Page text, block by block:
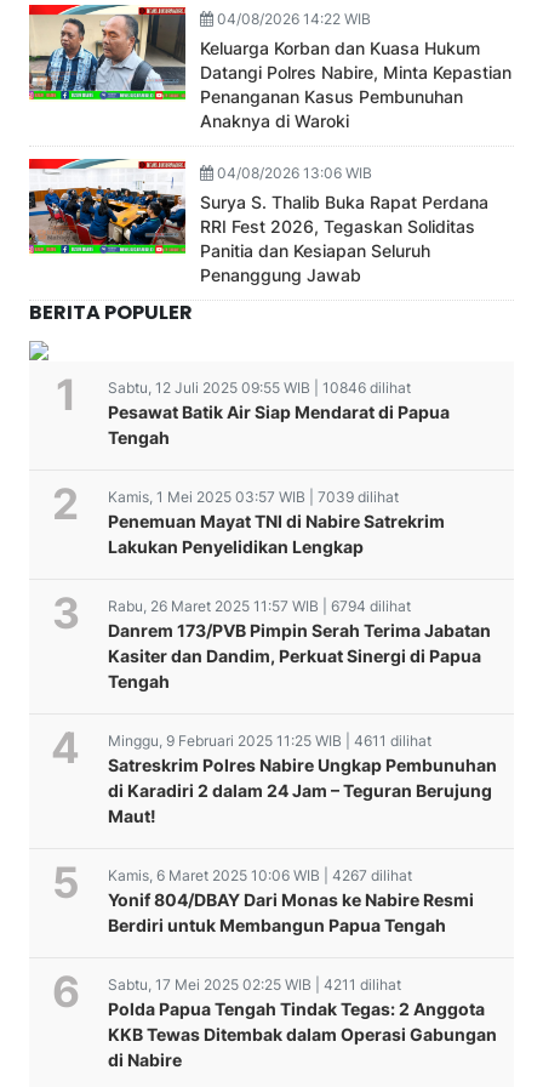
04/08/2026 14:22 WIB
Keluarga Korban dan Kuasa Hukum
Datangi Polres Nabire, Minta Kepastian
Penanganan Kasus Pembunuhan
Anaknya di Waroki
04/08/2026 13:06 WIB
Surya S. Thalib Buka Rapat Perdana
RRI Fest 2026, Tegaskan Soliditas
Panitia dan Kesiapan Seluruh
Penanggung Jawab
BERITA POPULER
Sabtu, 12 Juli 2025 09:55 WIB | 10846 dilihat
Pesawat Batik Air Siap Mendarat di Papua
Tengah
Kamis, 1 Mei 2025 03:57 WIB | 7039 dilihat
Penemuan Mayat TNI di Nabire Satrekrim
Lakukan Penyelidikan Lengkap
Rabu, 26 Maret 2025 11:57 WIB | 6794 dilihat
Danrem 173/PVB Pimpin Serah Terima Jabatan
Kasiter dan Dandim, Perkuat Sinergi di Papua
Tengah
Minggu, 9 Februari 2025 11:25 WIB | 4611 dilihat
Satreskrim Polres Nabire Ungkap Pembunuhan
di Karadiri 2 dalam 24 Jam – Teguran Berujung
Maut!
Kamis, 6 Maret 2025 10:06 WIB | 4267 dilihat
Yonif 804/DBAY Dari Monas ke Nabire Resmi
Berdiri untuk Membangun Papua Tengah
Sabtu, 17 Mei 2025 02:25 WIB | 4211 dilihat
Polda Papua Tengah Tindak Tegas: 2 Anggota
KKB Tewas Ditembak dalam Operasi Gabungan
di Nabire